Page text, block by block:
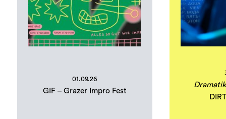
01.09.26
GIF – Grazer Impro Fest